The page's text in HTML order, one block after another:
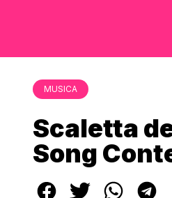
MUSICA
Scaletta
Song